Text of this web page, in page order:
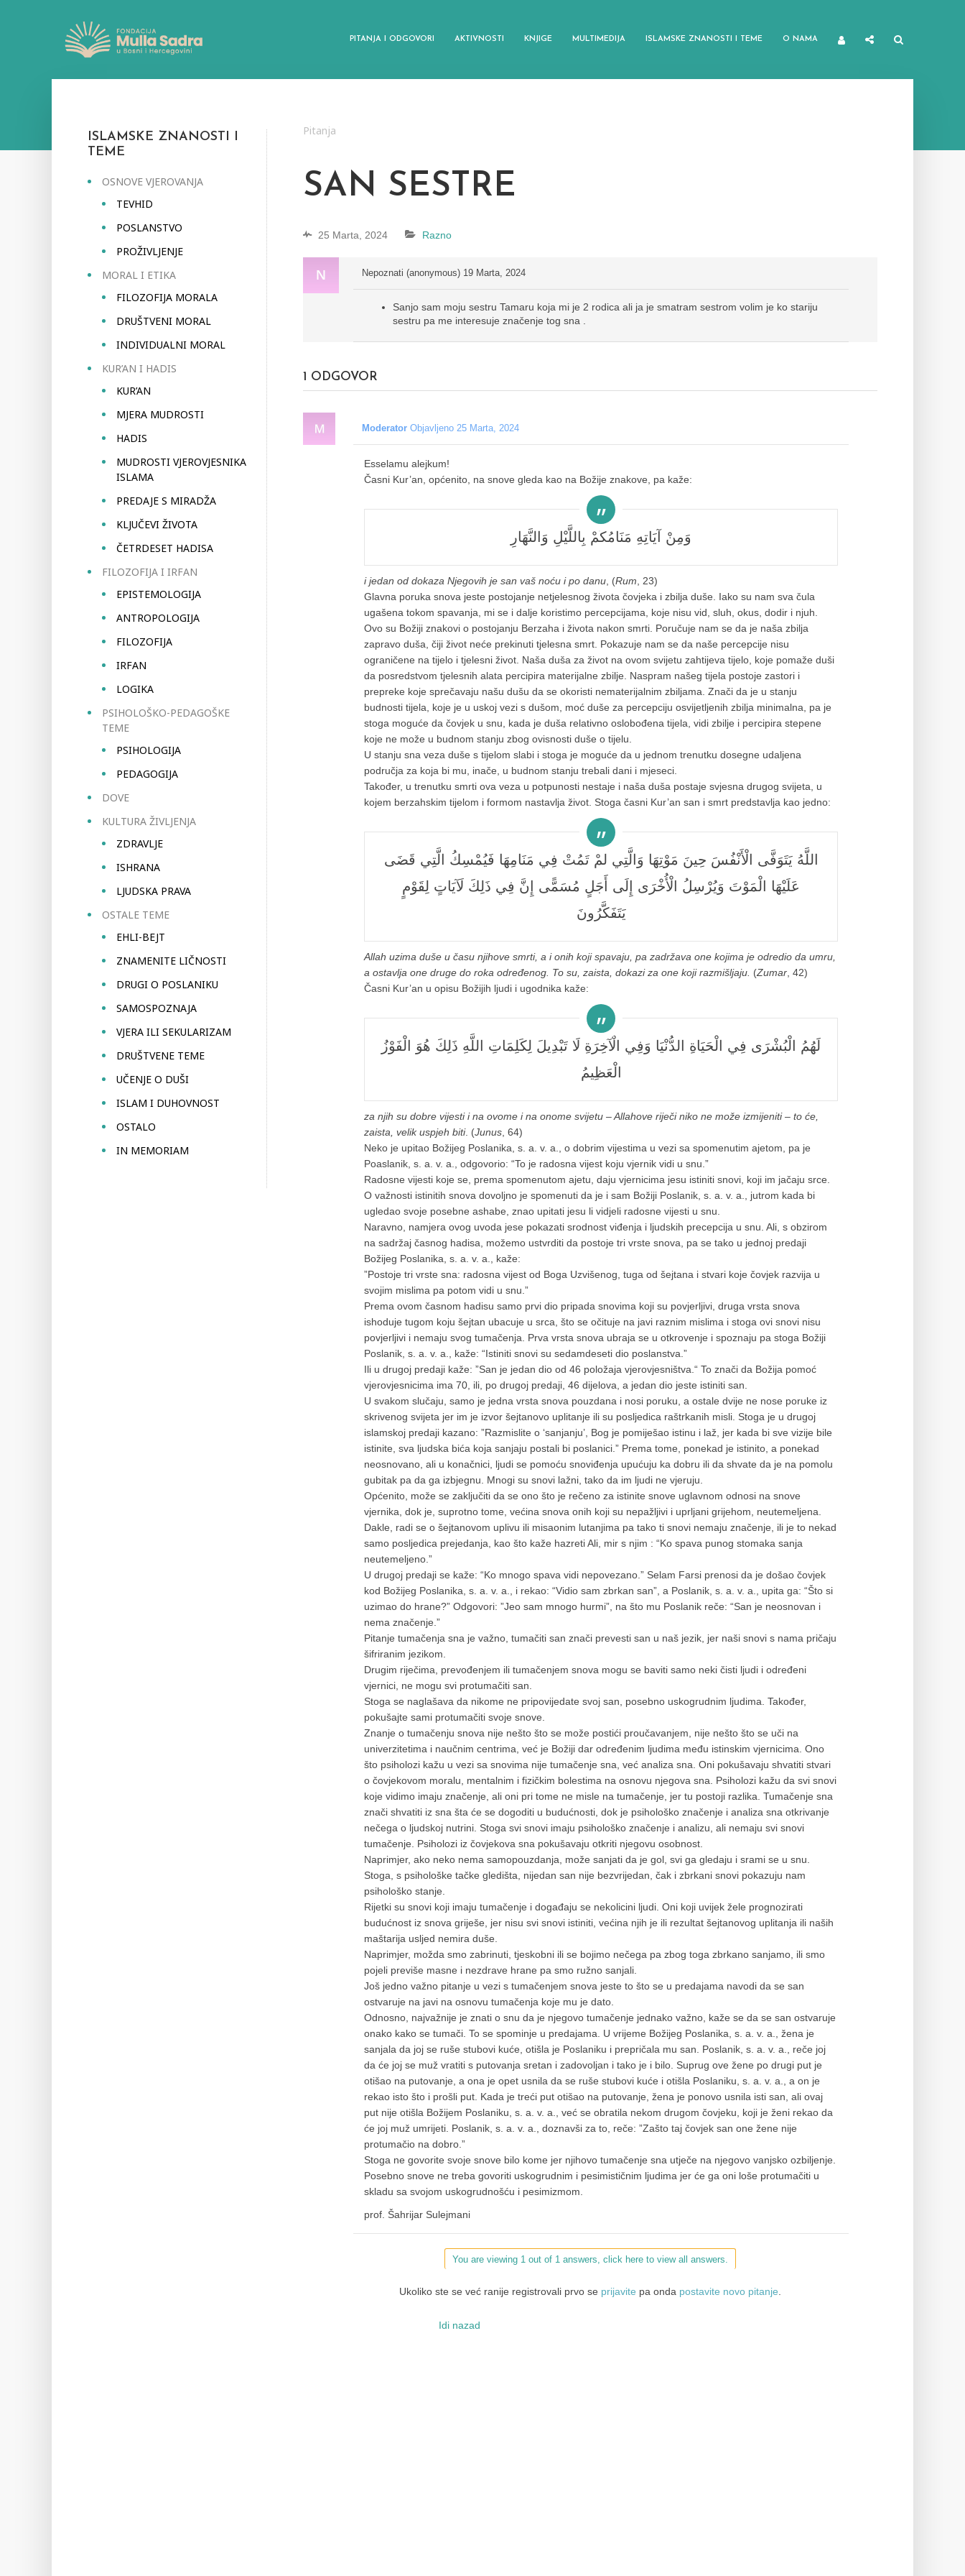
PITANJA I ODGOVORI AKTIVNOSTI KNJIGE MULTIMEDIJA ISLAMSKE ZNANOSTI I TEME O NAMA
ISLAMSKE ZNANOSTI I
TEME
OSNOVE VJEROVANJA
TEVHID
POSLANSTVO
PROŽIVLJENJE
MORAL I ETIKA
FILOZOFIJA MORALA
DRUŠTVENI MORAL
INDIVIDUALNI MORAL
KUR’AN I HADIS
KUR’AN
MJERA MUDROSTI
HADIS
MUDROSTI VJEROVJESNIKA
ISLAMA
PREDAJE S MIRADŽA
KLJUČEVI ŽIVOTA
ČETRDESET HADISA
FILOZOFIJA I IRFAN
EPISTEMOLOGIJA
ANTROPOLOGIJA
FILOZOFIJA
IRFAN
LOGIKA
PSIHOLOŠKO-PEDAGOŠKE
TEME
PSIHOLOGIJA
PEDAGOGIJA
DOVE
KULTURA ŽIVLJENJA
ZDRAVLJE
ISHRANA
LJUDSKA PRAVA
OSTALE TEME
EHLI-BEJT
ZNAMENITE LIČNOSTI
DRUGI O POSLANIKU
SAMOSPOZNAJA
VJERA ILI SEKULARIZAM
DRUŠTVENE TEME
UČENJE O DUŠI
ISLAM I DUHOVNOST
OSTALO
IN MEMORIAM
Pitanja
SAN SESTRE
25 Marta, 2024 Razno
Nepoznati (anonymous) 19 Marta, 2024
Sanjo sam moju sestru Tamaru koja mi je 2 rodica ali ja je smatram sestrom volim je ko stariju
sestru pa me interesuje značenje tog sna .
1 ODGOVOR
Moderator Objavljeno 25 Marta, 2024
Esselamu alejkum!
Časni Kur’an, općenito, na snove gleda kao na Božije znakove, pa kaže:
وَمِنْ آيَاتِهِ مَنَامُكُمْ بِاللَّيْلِ وَالنَّهَارِ
i jedan od dokaza Njegovih je san vaš noću i po danu, (Rum, 23)
Glavna poruka snova jeste postojanje netjelesnog života čovjeka i zbilja duše. Iako su nam sva čula
ugašena tokom spavanja, mi se i dalje koristimo percepcijama, koje nisu vid, sluh, okus, dodir i njuh.
Ovo su Božiji znakovi o postojanju Berzaha i života nakon smrti. Poručuje nam se da je naša zbilja
zapravo duša, čiji život neće prekinuti tjelesna smrt. Pokazuje nam se da naše percepcije nisu
ograničene na tijelo i tjelesni život. Naša duša za život na ovom svijetu zahtijeva tijelo, koje pomaže duši
da posredstvom tjelesnih alata percipira materijalne zbilje. Naspram našeg tijela postoje zastori i
prepreke koje sprečavaju našu dušu da se okoristi nematerijalnim zbiljama. Znači da je u stanju
budnosti tijela, koje je u uskoj vezi s dušom, moć duše za percepciju osvijetljenih zbilja minimalna, pa je
stoga moguće da čovjek u snu, kada je duša relativno oslobođena tijela, vidi zbilje i percipira stepene
koje ne može u budnom stanju zbog ovisnosti duše o tijelu.
U stanju sna veza duše s tijelom slabi i stoga je moguće da u jednom trenutku dosegne udaljena
područja za koja bi mu, inače, u budnom stanju trebali dani i mjeseci.
Također, u trenutku smrti ova veza u potpunosti nestaje i naša duša postaje svjesna drugog svijeta, u
kojem berzahskim tijelom i formom nastavlja život. Stoga časni Kur’an san i smrt predstavlja kao jedno:
اللَّهُ يَتَوَفَّى الْأَنْفُسَ حِينَ مَوْتِهَا وَالَّتِي لَمْ تَمُتْ فِي مَنَامِهَا فَيُمْسِكُ الَّتِي قَضَى
عَلَيْهَا الْمَوْتَ وَيُرْسِلُ الْأُخْرَى إِلَى أَجَلٍ مُسَمًّى إِنَّ فِي ذَلِكَ لَآيَاتٍ لِقَوْمٍ
يَتَفَكَّرُونَ
Allah uzima duše u času njihove smrti, a i onih koji spavaju, pa zadržava one kojima je odredio da umru,
a ostavlja one druge do roka određenog. To su, zaista, dokazi za one koji razmišljaju. (Zumar, 42)
Časni Kur’an u opisu Božijih ljudi i ugodnika kaže:
لَهُمُ الْبُشْرَى فِي الْحَيَاةِ الدُّنْيَا وَفِي الْآخِرَةِ لَا تَبْدِيلَ لِكَلِمَاتِ اللَّهِ ذَلِكَ هُوَ الْفَوْزُ
الْعَظِيمُ
za njih su dobre vijesti i na ovome i na onome svijetu – Allahove riječi niko ne može izmijeniti – to će,
zaista, velik uspjeh biti. (Junus, 64)
Neko je upitao Božijeg Poslanika, s. a. v. a., o dobrim vijestima u vezi sa spomenutim ajetom, pa je
Poaslanik, s. a. v. a., odgovorio: “To je radosna vijest koju vjernik vidi u snu.”
Radosne vijesti koje se, prema spomenutom ajetu, daju vjernicima jesu istiniti snovi, koji im jačaju srce.
O važnosti istinitih snova dovoljno je spomenuti da je i sam Božiji Poslanik, s. a. v. a., jutrom kada bi
ugledao svoje posebne ashabe, znao upitati jesu li vidjeli radosne vijesti u snu.
Naravno, namjera ovog uvoda jese pokazati srodnost viđenja i ljudskih precepcija u snu. Ali, s obzirom
na sadržaj časnog hadisa, možemo ustvrditi da postoje tri vrste snova, pa se tako u jednoj predaji
Božijeg Poslanika, s. a. v. a., kaže:
”Postoje tri vrste sna: radosna vijest od Boga Uzvišenog, tuga od šejtana i stvari koje čovjek razvija u
svojim mislima pa potom vidi u snu.”
Prema ovom časnom hadisu samo prvi dio pripada snovima koji su povjerljivi, druga vrsta snova
ishoduje tugom koju šejtan ubacuje u srca, što se očituje na javi raznim mislima i stoga ovi snovi nisu
povjerljivi i nemaju svog tumačenja. Prva vrsta snova ubraja se u otkrovenje i spoznaju pa stoga Božiji
Poslanik, s. a. v. a., kaže: “Istiniti snovi su sedamdeseti dio poslanstva.”
Ili u drugoj predaji kaže: ”San je jedan dio od 46 položaja vjerovjesništva.“ To znači da Božija pomoć
vjerovjesnicima ima 70, ili, po drugoj predaji, 46 dijelova, a jedan dio jeste istiniti san.
U svakom slučaju, samo je jedna vrsta snova pouzdana i nosi poruku, a ostale dvije ne nose poruke iz
skrivenog svijeta jer im je izvor šejtanovo uplitanje ili su posljedica raštrkanih misli. Stoga je u drugoj
islamskoj predaji kazano: ”Razmislite o ‘sanjanju’, Bog je pomiješao istinu i laž, jer kada bi sve vizije bile
istinite, sva ljudska bića koja sanjaju postali bi poslanici.” Prema tome, ponekad je istinito, a ponekad
neosnovano, ali u konačnici, ljudi se pomoću snoviđenja upućuju ka dobru ili da shvate da je na pomolu
gubitak pa da ga izbjegnu. Mnogi su snovi lažni, tako da im ljudi ne vjeruju.
Općenito, može se zaključiti da se ono što je rečeno za istinite snove uglavnom odnosi na snove
vjernika, dok je, suprotno tome, većina snova onih koji su nepažljivi i uprljani grijehom, neutemeljena.
Dakle, radi se o šejtanovom uplivu ili misaonim lutanjima pa tako ti snovi nemaju značenje, ili je to nekad
samo posljedica prejedanja, kao što kaže hazreti Ali, mir s njim : “Ko spava punog stomaka sanja
neutemeljeno.”
U drugoj predaji se kaže: “Ko mnogo spava vidi nepovezano.” Selam Farsi prenosi da je došao čovjek
kod Božijeg Poslanika, s. a. v. a., i rekao: “Vidio sam zbrkan san”, a Poslanik, s. a. v. a., upita ga: “Što si
uzimao do hrane?” Odgovori: ”Jeo sam mnogo hurmi”, na što mu Poslanik reče: “San je neosnovan i
nema značenje.”
Pitanje tumačenja sna je važno, tumačiti san znači prevesti san u naš jezik, jer naši snovi s nama pričaju
šifriranim jezikom.
Drugim riječima, prevođenjem ili tumačenjem snova mogu se baviti samo neki čisti ljudi i određeni
vjernici, ne mogu svi protumačiti san.
Stoga se naglašava da nikome ne pripovijedate svoj san, posebno uskogrudnim ljudima. Također,
pokušajte sami protumačiti svoje snove.
Znanje o tumačenju snova nije nešto što se može postići proučavanjem, nije nešto što se uči na
univerzitetima i naučnim centrima, već je Božiji dar određenim ljudima među istinskim vjernicima. Ono
što psiholozi kažu u vezi sa snovima nije tumačenje sna, već analiza sna. Oni pokušavaju shvatiti stvari
o čovjekovom moralu, mentalnim i fizičkim bolestima na osnovu njegova sna. Psiholozi kažu da svi snovi
koje vidimo imaju značenje, ali oni pri tome ne misle na tumačenje, jer tu postoji razlika. Tumačenje sna
znači shvatiti iz sna šta će se dogoditi u budućnosti, dok je psihološko značenje i analiza sna otkrivanje
nečega o ljudskoj nutrini. Stoga svi snovi imaju psihološko značenje i analizu, ali nemaju svi snovi
tumačenje. Psiholozi iz čovjekova sna pokušavaju otkriti njegovu osobnost.
Naprimjer, ako neko nema samopouzdanja, može sanjati da je gol, svi ga gledaju i srami se u snu.
Stoga, s psihološke tačke gledišta, nijedan san nije bezvrijedan, čak i zbrkani snovi pokazuju nam
psihološko stanje.
Rijetki su snovi koji imaju tumačenje i događaju se nekolicini ljudi. Oni koji uvijek žele prognozirati
budućnost iz snova griješe, jer nisu svi snovi istiniti, većina njih je ili rezultat šejtanovog uplitanja ili naših
maštarija usljed nemira duše.
Naprimjer, možda smo zabrinuti, tjeskobni ili se bojimo nečega pa zbog toga zbrkano sanjamo, ili smo
pojeli previše masne i nezdrave hrane pa smo ružno sanjali.
Još jedno važno pitanje u vezi s tumačenjem snova jeste to što se u predajama navodi da se san
ostvaruje na javi na osnovu tumačenja koje mu je dato.
Odnosno, najvažnije je znati o snu da je njegovo tumačenje jednako važno, kaže se da se san ostvaruje
onako kako se tumači. To se spominje u predajama. U vrijeme Božijeg Poslanika, s. a. v. a., žena je
sanjala da joj se ruše stubovi kuće, otišla je Poslaniku i prepričala mu san. Poslanik, s. a. v. a., reče joj
da će joj se muž vratiti s putovanja sretan i zadovoljan i tako je i bilo. Suprug ove žene po drugi put je
otišao na putovanje, a ona je opet usnila da se ruše stubovi kuće i otišla Poslaniku, s. a. v. a., a on je
rekao isto što i prošli put. Kada je treći put otišao na putovanje, žena je ponovo usnila isti san, ali ovaj
put nije otišla Božijem Poslaniku, s. a. v. a., već se obratila nekom drugom čovjeku, koji je ženi rekao da
će joj muž umrijeti. Poslanik, s. a. v. a., doznavši za to, reče: ”Zašto taj čovjek san one žene nije
protumačio na dobro.”
Stoga ne govorite svoje snove bilo kome jer njihovo tumačenje sna utječe na njegovo vanjsko ozbiljenje.
Posebno snove ne treba govoriti uskogrudnim i pesimističnim ljudima jer će ga oni loše protumačiti u
skladu sa svojom uskogrudnošću i pesimizmom.
prof. Šahrijar Sulejmani
You are viewing 1 out of 1 answers, click here to view all answers.
Ukoliko ste se već ranije registrovali prvo se prijavite pa onda postavite novo pitanje.
Idi nazad